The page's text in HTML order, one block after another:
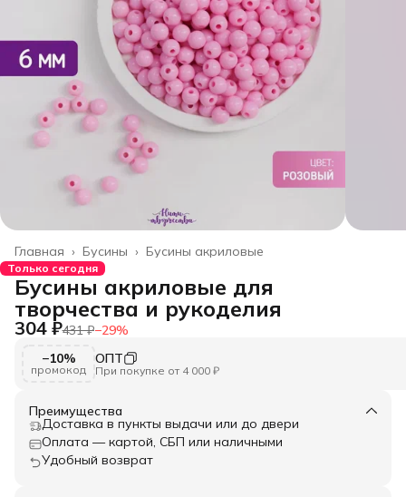
Бусины акриловые
Бусины ›
Главная ›
Только сегодня
Бусины акриловые для
творчества и рукоделия
304 ₽431 ₽−29%
−10%
промокод
ОПТ
При покупке от 4 000 ₽
Преимущества
Доставка в пункты выдачи или до двери
Оплата — картой, СБП или наличными
Удобный возврат